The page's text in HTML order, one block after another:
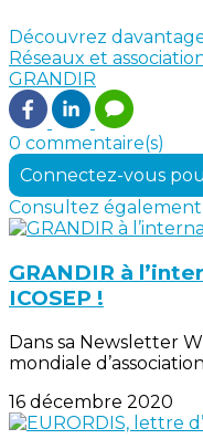
Découvrez
Réseaux et
GRANDIR
0 commentaire(s)
Connectez-vous
Consultez également
GRANDIR à
ICOSEP !
Dans sa Newsletter
mondiale
16 décembre 2020